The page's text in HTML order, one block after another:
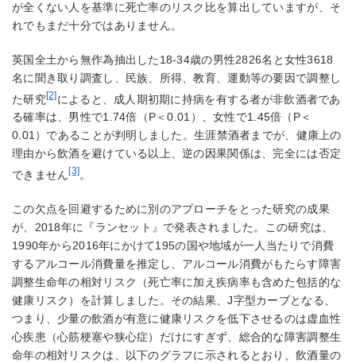
が全くない人を基準に死亡率のリスク比を算出していますが、そ
れでもまだ十分ではありません。
英国全土から無作為抽出した18-34歳の男性2826名と女性3618
名に聞き取り調査し、民族、所得、教育、運動等の要因で調整し
た研究[2]によると、成人期初期に持病を有する者が非飲酒者であ
る確率は、男性で1.74倍（P＜0.01）、女性で1.45倍（P＜
0.01）であることが判明しました。生涯禁酒者までが、健康上の
理由から飲酒を避けている以上、逆の因果関係は、完全には否定
できません[3] 。
この欠点を回避するために別のアプローチをとった研究の成果
が、2018年に『ランセット』で発表されました。この研究は、
1990年から2016年にかけて195の国や地域が一人当たりで消費
するアルコール消費量を推定し、アルコール消費がもたらす障害
調整生命年の相対リスク（死亡率に加え疾病率も含めた包括的な
健康リスク）を計算しました。その結果、J字型カーブとなる、
つまり、少量の飲酒が有意に健康リスクを低下させるのは虚血性
心疾患（心筋梗塞や狭心症）だけにすぎず、総合的な障害調整生
命年の相対リスクは、以下のグラフに示されるとおり、飲酒量の